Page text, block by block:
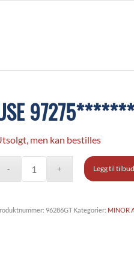
men kan bestilles
Legg til
96286GT Kategorier: MINOR